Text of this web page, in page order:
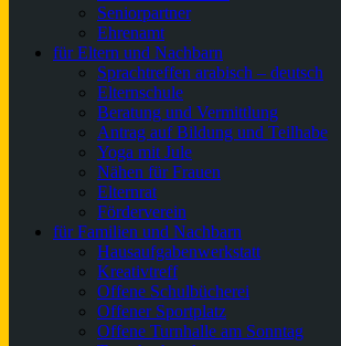
Seniorpartner
Ehrenamt
für Eltern und Nachbarn
Sprachtreffen arabisch – deutsch
Elternschule
Beratung und Vermittlung
Antrag auf Bildung und Teilhabe
Yoga mit Jule
Nähen für Frauen
Elternrat
Förderverein
für Familien und Nachbarn
Hausaufgabenwerkstatt
Kreativtreff
Offene Schulbücherei
Offener Sportplatz
Offene Turnhalle am Sonntag